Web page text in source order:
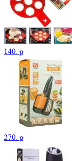
140. p
270. p